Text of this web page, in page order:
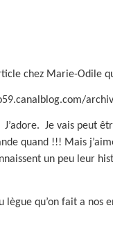
chez Marie-Odile
J’adore. Je vais peut
quand !!! Mais
un peu leur
lègue qu’on fait a nos